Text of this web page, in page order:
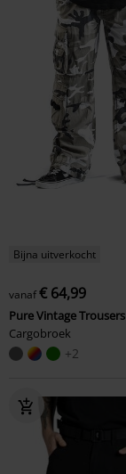
Bijna uitverkocht
vanaf€ 64,99
Pure Vintage Trousers
Cargobroek
+2